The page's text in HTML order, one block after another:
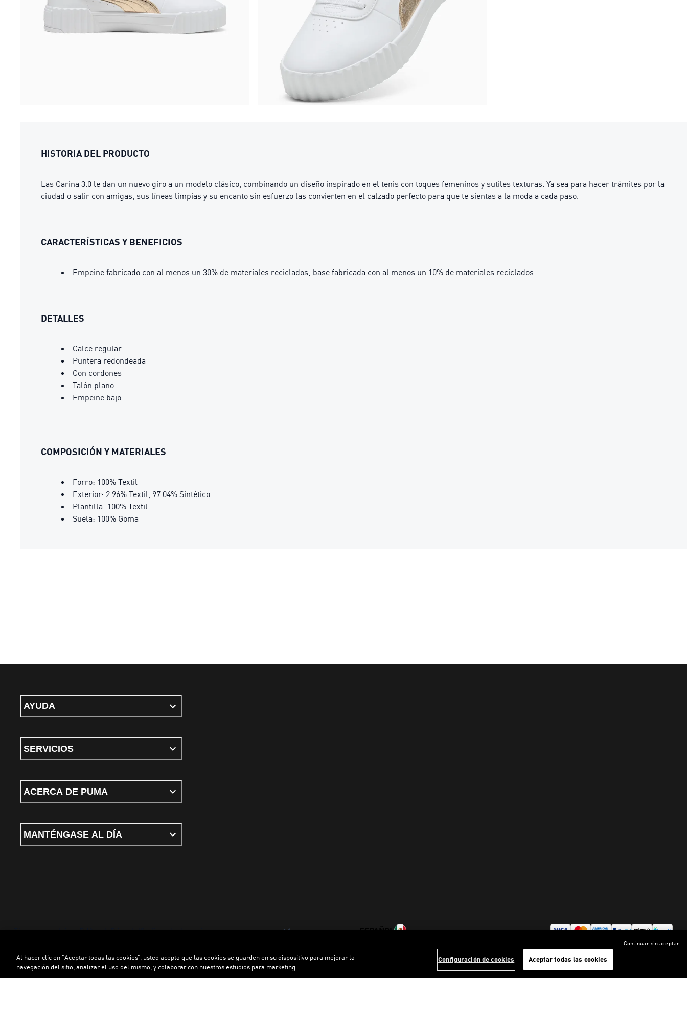
HISTORIA DEL PRODUCTO
Las Carina 3.0 le dan un nuevo giro a un modelo clásico, combinando un diseño inspirado en el tenis con toques femeninos y sutiles texturas. Ya sea para hacer trámites por la
ciudad o salir con amigas, sus líneas limpias y su encanto sin esfuerzo las convierten en el calzado perfecto para que te sientas a la moda a cada paso.
CARACTERÍSTICAS Y BENEFICIOS
Empeine fabricado con al menos un 30% de materiales reciclados; base fabricada con al menos un 10% de materiales reciclados
DETALLES
Calce regular
Puntera redondeada
Con cordones
Talón plano
Empeine bajo
COMPOSICIÓN Y MATERIALES
Forro: 100% Textil
Exterior: 2.96% Textil, 97.04% Sintético
Plantilla: 100% Textil
Suela: 100% Goma
AYUDA
SERVICIOS
ACERCA DE PUMA
MANTÉNGASE AL DÍA
Términos y condiciones Política de PrivacidadConfigurador de cookies
©PUMA, 2026. Todos los derechos reservados
Al hacer clic en “Aceptar todas las cookies”, usted acepta que las cookies se guarden en su dispositivo para mejorar la
navegación del sitio, analizar el uso del mismo, y colaborar con nuestros estudios para marketing.
Configuración de cookies Aceptar todas las cookies
Continuar sin aceptar